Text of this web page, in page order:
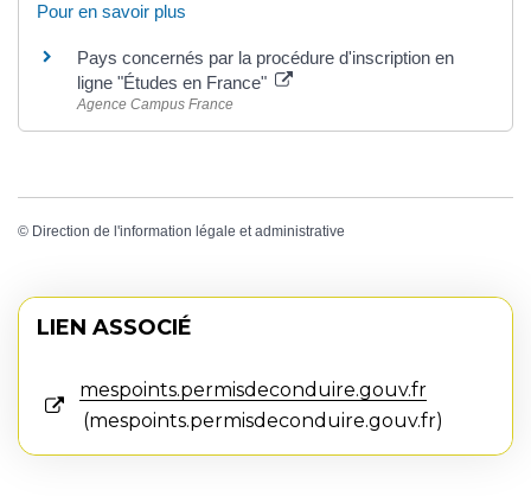
Pour en savoir plus
Pays concernés par la procédure d'inscription en
ligne "Études en France"
Agence Campus France
© Direction de l'information légale et administrative
LIEN ASSOCIÉ
mespoints.permisdeconduire.gouv.fr
mespoints.permisdeconduire.gouv.fr